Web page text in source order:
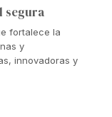
segura
fortalece la
y
innovadoras y